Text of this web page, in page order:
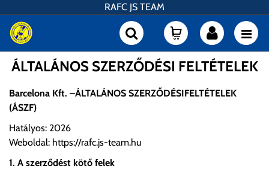
RAFC JS TEAM
ÁLTALÁNOS SZERZŐDÉSI FELTÉTELEK
Barcelona Kft. –ÁLTALÁNOS SZERZŐDÉSIFELTÉTELEK
(ÁSZF)
Hatályos: 2026
Weboldal: https://rafc.js-team.hu
1. A szerződést kötő felek